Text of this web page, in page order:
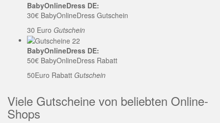
BabyOnlineDress DE:
30€ BabyOnlineDress Gutschein
30 Euro Gutschein
BabyOnlineDress DE:
50€ BabyOnlineDress Rabatt
50Euro Rabatt Gutschein
Viele Gutscheine von beliebten Online-
Shops